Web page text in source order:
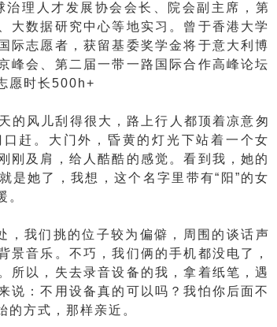
理人才发展协会会长、院会副主席，第
大数据研究中心等地实习。曾于香港大学
际志愿者，获留基委奖学金将于意大利博
峰会、第二届一带一路国际合作高峰论坛
愿时长500h+
的风儿刮得很大，路上行人都顶着凉意匆
赶。大门外，昏黄的灯光下站着一个女
刚及肩，给人酷酷的感觉。看到我，她的
是她了，我想，这个名字里带有“阳”的女
。
，我们挑的位子较为偏僻，周围的谈话声
景音乐。不巧，我们俩的手机都没电了，
所以，失去录音设备的我，拿着纸笔，遇
说：不用设备真的可以吗？我怕你后面不
方式，那样亲近。